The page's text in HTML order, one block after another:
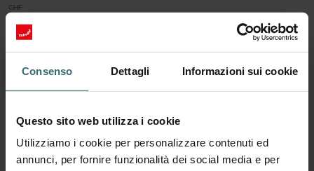
Consenso Dettagli Informazioni sui cookie
Questo sito web utilizza i cookie
Utilizziamo i cookie per personalizzare contenuti ed
annunci, per fornire funzionalità dei social media e per
CHF
incl. IVA
escl. spese di spedizione
Abbonati
50% (F7)